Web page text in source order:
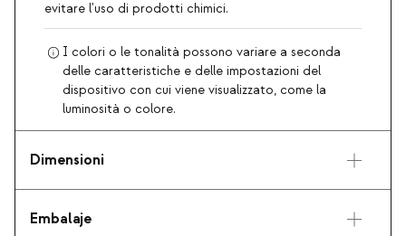
evitare l'uso di prodotti chimici.
I colori o le tonalità possono variare a seconda
delle caratteristiche e delle impostazioni del
dispositivo con cui viene visualizzato, come la
luminosità o colore.
Dimensioni
Embalaje